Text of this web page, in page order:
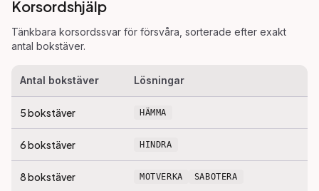
Korsordshjälp
Tänkbara korsordssvar för försvåra , sorterade efter exakt
antal bokstäver.
Antal bokstäver Lösningar
5bokstäver HÄMMA
6bokstäver HINDRA
8bokstäver MOTVERKA SABOTERA